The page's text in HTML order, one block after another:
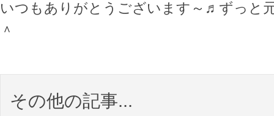
いつもありがとうございます～♬ずっと
＾
その他の記事...